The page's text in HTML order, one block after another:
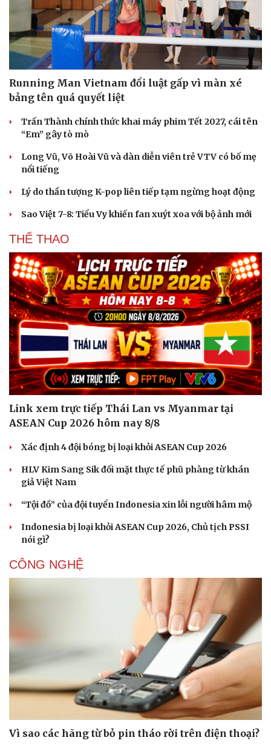
Tư vấn
Săn Tour
Câu chuyện thời sự
Kể chuyện cho bé
Hạt giống tâm hồn
Running Man Vietnam đổi luật gấp vì màn xé
bảng tên quá quyết liệt
Trấn Thành chính thức khai máy phim Tết 2027, cái tên
“Em” gây tò mò
Long Vũ, Võ Hoài Vũ và dàn diễn viên trẻ VTV có bố mẹ
nổi tiếng
Lý do thần tượng K-pop liên tiếp tạm ngừng hoạt động
Sao Việt 7-8: Tiểu Vy khiến fan xuýt xoa với bộ ảnh mới
THỂ THAO
Link xem trực tiếp Thái Lan vs Myanmar tại
ASEAN Cup 2026 hôm nay 8/8
Xác định 4 đội bóng bị loại khỏi ASEAN Cup 2026
HLV Kim Sang Sik đối mặt thực tế phũ phàng từ khán
giả Việt Nam
“Tội đồ” của đội tuyển Indonesia xin lỗi người hâm mộ
Indonesia bị loại khỏi ASEAN Cup 2026, Chủ tịch PSSI
nói gì?
CÔNG NGHỆ
Vì sao các hãng từ bỏ pin tháo rời trên điện thoại?